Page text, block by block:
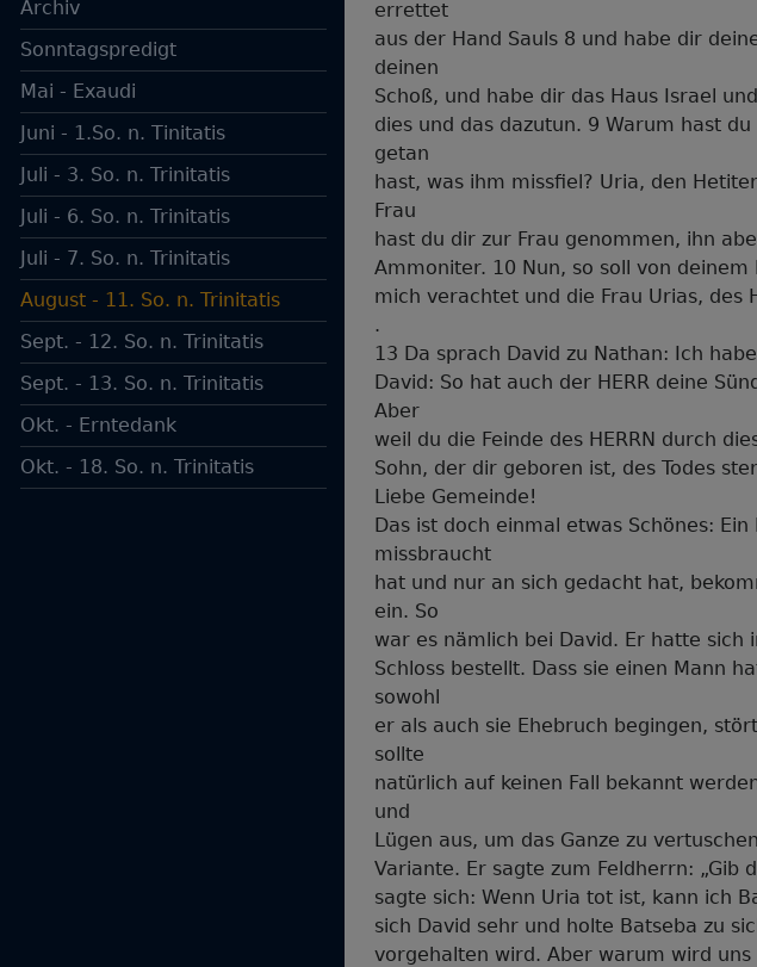
Archiv
Sonntagspredigt
Mai - Exaudi
Juni - 1.So. n. Tinitatis
Juli - 3. So. n. Trinitatis
Juli - 6. So. n. Trinitatis
Juli - 7. So. n. Trinitatis
August - 11. So. n. Trinitatis
Sept. - 12. So. n. Trinitatis
Sept. - 13. So. n. Trinitatis
Okt. - Erntedank
Okt. - 18. So. n. Trinitatis
errettet
aus der Hand Sauls 8 und habe dir
deinen
Schoß, und habe dir das Haus Israel
dies und das dazutun. 9 Warum hast
getan
hast, was ihm missfiel? Uria, den
Frau
hast du dir zur Frau genommen, ihn
Ammoniter. 10 Nun, so soll von
mich verachtet und die Frau Urias, des
.
13 Da sprach David zu Nathan: Ich
David: So hat auch der HERR deine
Aber
weil du die Feinde des HERRN durch
Sohn, der dir geboren ist, des Todes
Liebe Gemeinde!
Das ist doch einmal etwas Schönes:
missbraucht
hat und nur an sich gedacht hat,
ein. So
war es nämlich bei David. Er hatte sich
Schloss bestellt. Dass sie einen Mann
sowohl
er als auch sie Ehebruch begingen,
sollte
natürlich auf keinen Fall bekannt
und
Lügen aus, um das Ganze zu
Variante. Er sagte zum Feldherrn:
sagte sich: Wenn Uria tot ist, kann ich
sich David sehr und holte Batseba zu
vorgehalten wird. Aber warum wird